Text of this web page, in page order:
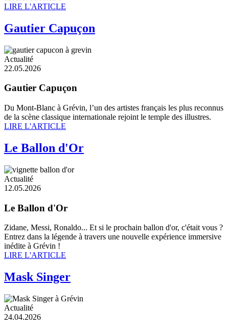
LIRE L'ARTICLE
Gautier Capuçon
Actualité
22.05.2026
Gautier Capuçon
Du Mont-Blanc à Grévin, l’un des artistes français les plus reconnus
de la scène classique internationale rejoint le temple des illustres.
LIRE L'ARTICLE
Le Ballon d'Or
Actualité
12.05.2026
Le Ballon d'Or
Zidane, Messi, Ronaldo... Et si le prochain ballon d'or, c'était vous ?
Entrez dans la légende à travers une nouvelle expérience immersive
inédite à Grévin !
LIRE L'ARTICLE
Mask Singer
Actualité
24.04.2026